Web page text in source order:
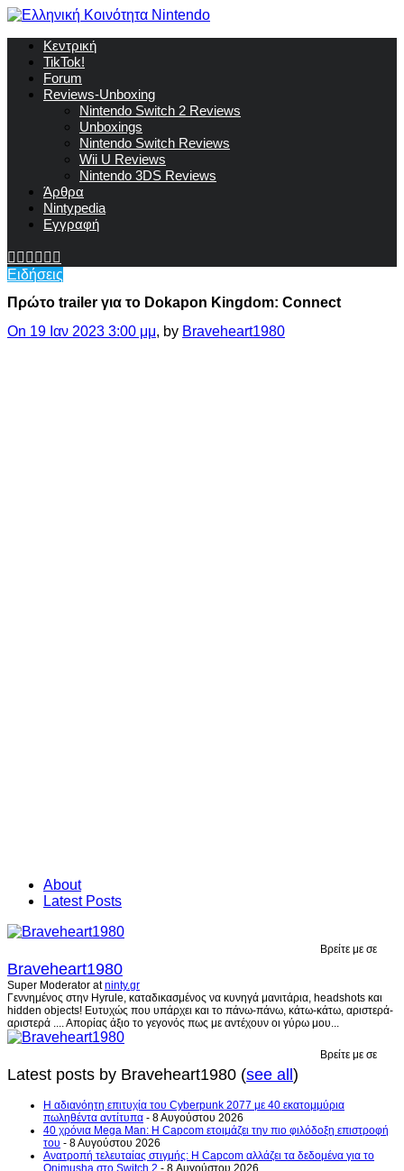
Κεντρική
TikTok!
Forum
Reviews-Unboxing
Nintendo Switch 2 Reviews
Unboxings
Nintendo Switch Reviews
Wii U Reviews
Nintendo 3DS Reviews
Άρθρα
Nintypedia
Εγγραφή
Ειδήσεις
Πρώτο trailer για το Dokapon Kingdom: Connect
On 19 Ιαν 2023 3:00 μμ, by Braveheart1980
About
Latest Posts
Βρείτε με σε
Braveheart1980
Super Moderator atninty.gr
Γεννημένος στην Hyrule, καταδικασμένος να κυνηγά μανιτάρια, headshots και
hidden objects! Ευτυχώς που υπάρχει και το πάνω-πάνω, κάτω-κάτω, αριστερά-
αριστερά .... Απορίας άξιο το γεγονός πως με αντέχουν οι γύρω μου...
Βρείτε με σε
Latest posts by Braveheart1980 (see all)
H αδιανόητη επιτυχία του Cyberpunk 2077 με 40 εκατομμύρια
πωληθέντα αντίτυπα - 8 Αυγούστου 2026
40 χρόνια Mega Man: Η Capcom ετοιμάζει την πιο φιλόδοξη επιστροφή
του - 8 Αυγούστου 2026
Ανατροπή τελευταίας στιγμής: Η Capcom αλλάζει τα δεδομένα για το
Onimusha στο Switch 2 - 8 Αυγούστου 2026